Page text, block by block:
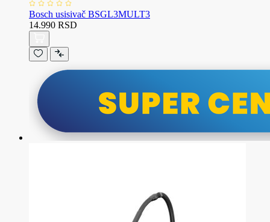
Bosch usisivač BSGL3MULT3
14.990 RSD